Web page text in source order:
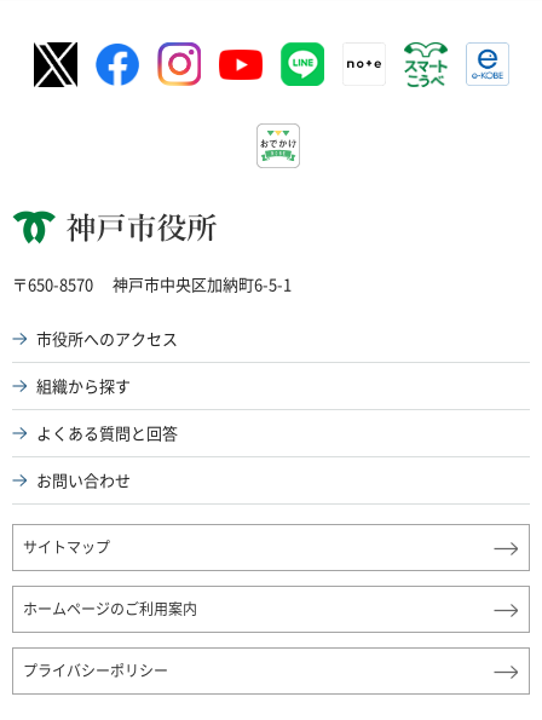
神戸市役所
〒650-8570 神戸市中央区加納町6-5-1
市役所へのアクセス
組織から探す
よくある質問と回答
お問い合わせ
サイトマップ
ホームページのご利用案内
プライバシーポリシー